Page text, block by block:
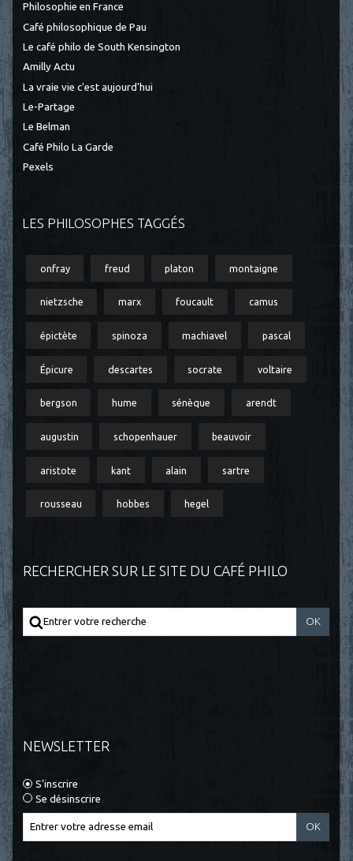
Philosophie en France
Café philosophique de Pau
Le café philo de South Kensington
Amilly Actu
La vraie vie c'est aujourd'hui
Le-Partage
Le Belman
Café Philo La Garde
Pexels
LES PHILOSOPHES TAGGÉS
onfray freud platon montaigne
nietzsche marx foucault camus
épictète spinoza machiavel pascal
Épicure descartes socrate voltaire
bergson hume sénèque arendt
augustin schopenhauer beauvoir
aristote kant alain sartre
rousseau hobbes hegel
RECHERCHER SUR LE SITE DU CAFÉ PHILO
NEWSLETTER
S'inscrire
Se désinscrire